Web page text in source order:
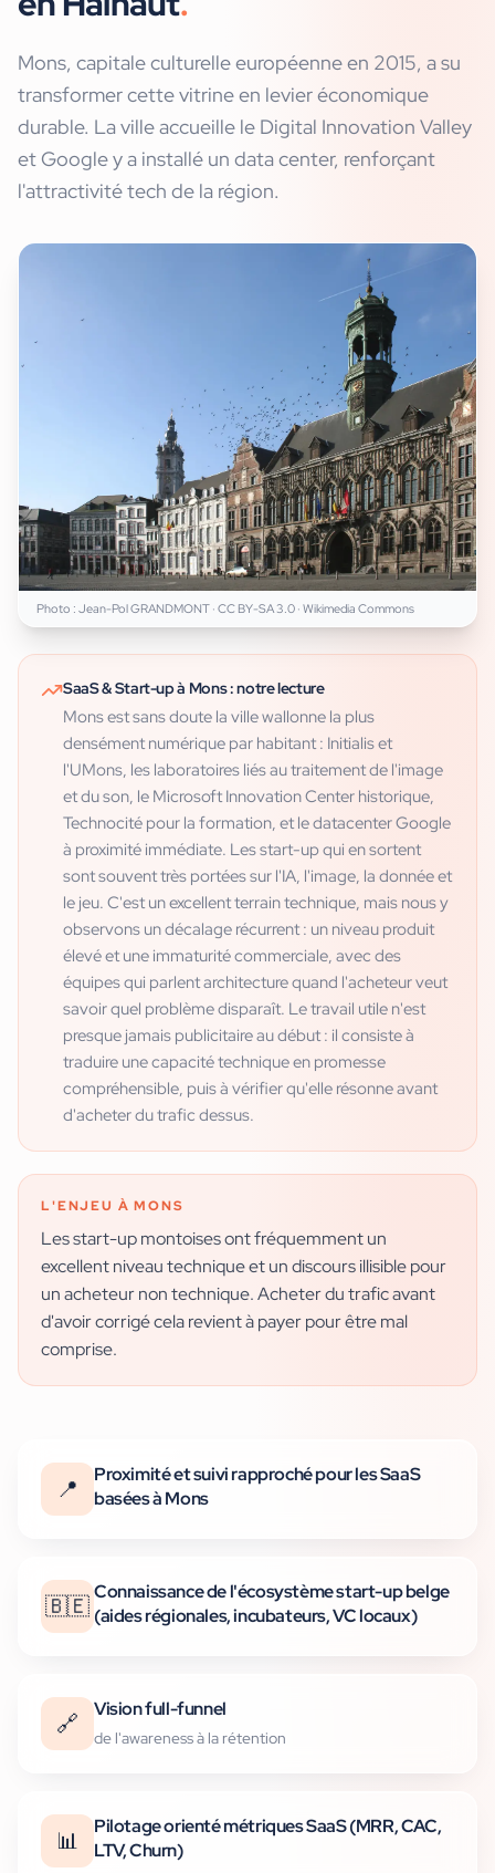
Mons, capitale culturelle européenne en 2015, a su
transformer cette vitrine en levier économique
durable. La ville accueille le Digital Innovation Valley
et Google y a installé un data center, renforçant
l'attractivité tech de la région.
Photo : Jean-Pol GRANDMONT · CC BY-SA 3.0 · Wikimedia Commons
SaaS & Start-upà Mons: notre lecture
Mons est sans doute la ville wallonne la plus
densément numérique par habitant : Initialis et
l'UMons, les laboratoires liés au traitement de l'image
et du son, le Microsoft Innovation Center historique,
Technocité pour la formation, et le datacenter Google
à proximité immédiate. Les start-up qui en sortent
sont souvent très portées sur l'IA, l'image, la donnée et
le jeu. C'est un excellent terrain technique, mais nous y
observons un décalage récurrent : un niveau produit
élevé et une immaturité commerciale, avec des
équipes qui parlent architecture quand l'acheteur veut
savoir quel problème disparaît. Le travail utile n'est
presque jamais publicitaire au début : il consiste à
traduire une capacité technique en promesse
compréhensible, puis à vérifier qu'elle résonne avant
d'acheter du trafic dessus.
L'ENJEU ÀMONS
Les start-up montoises ont fréquemment un
excellent niveau technique et un discours illisible pour
un acheteur non technique. Acheter du trafic avant
d'avoir corrigé cela revient à payer pour être mal
comprise.
📍
Proximité et suivi rapproché pour les SaaS
basées à Mons
🇧🇪
Connaissance de l'écosystème start-up belge
(aides régionales, incubateurs, VC locaux)
🔗
Vision full-funnel
de l'awareness à la rétention
📊
Pilotage orienté métriques SaaS (MRR, CAC,
LTV, Churn)